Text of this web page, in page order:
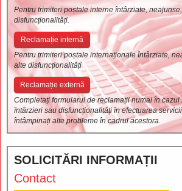
Pentru trimiteri poștale interne întârziate,
disfuncționalități.
Reclamație internă
Pentru trimiteri poștale internaționale întârziate,
alte disfuncționalități
Reclamație externă
Completați formularul de reclamații numai în cazul
întârzieri sau disfuncționalități în efectuarea
întâmpinați alte probleme în cadrul acestora.
SOLICITĂRI INFORMAȚII
Contact